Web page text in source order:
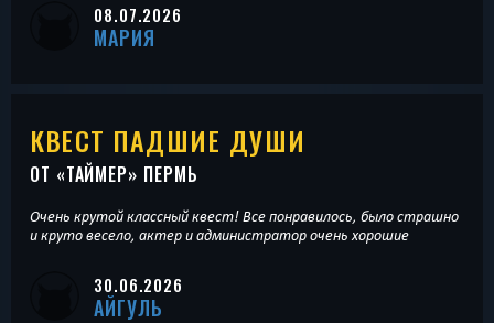
08.07.2026
МАРИЯ
КВЕСТ ПАДШИЕ ДУШИ
ОТ «ТАЙМЕР» ПЕРМЬ
Очень крутой классный квест! Все понравилось, было страшно
и круто весело, актер и администратор очень хорошие
30.06.2026
АЙГУЛЬ